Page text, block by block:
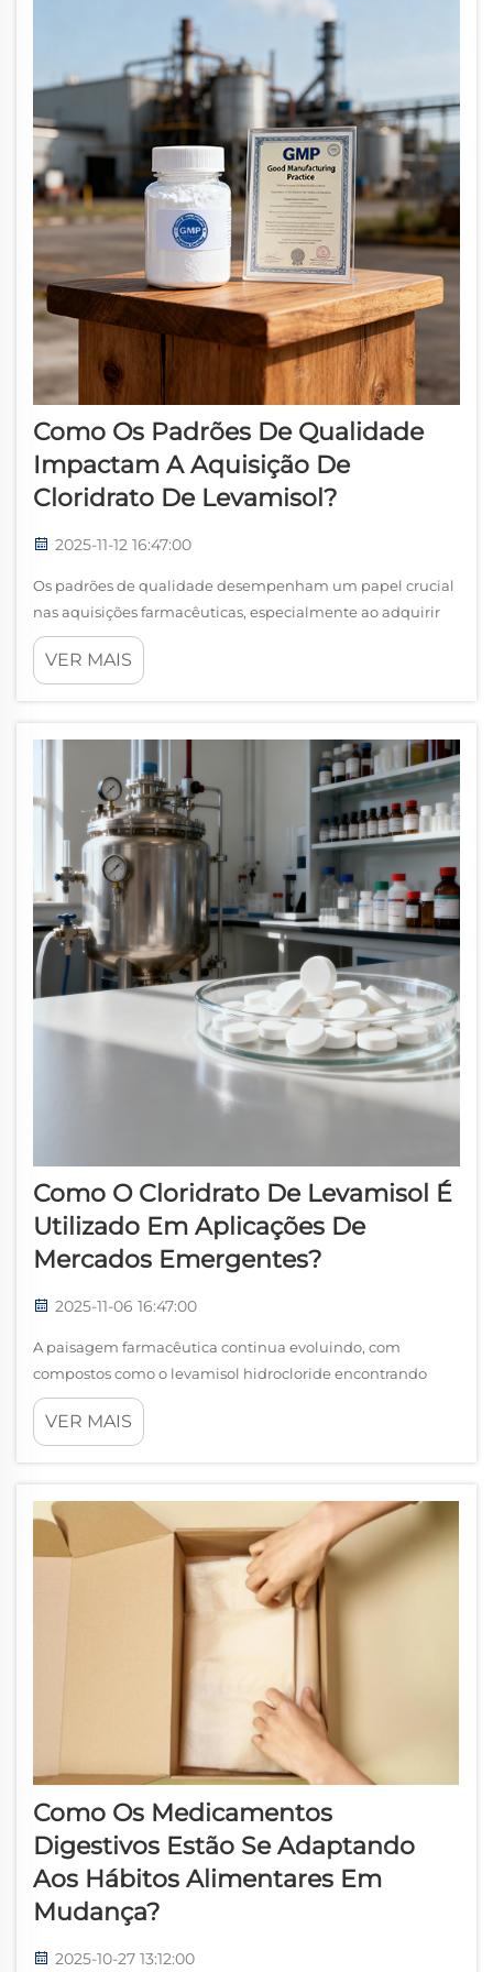
Como Os Padrões De Qualidade
Impactam A Aquisição De
Cloridrato De Levamisol?
2025-11-12 16:47:00
Os padrões de qualidade desempenham um papel crucial
nas aquisições farmacêuticas, especialmente ao adquirir
compostos críticos como o levamisol hidrocloride. Este
ingrediente farmacêutico veterinário exige rigorosa adesão
VER MAIS
Como O Cloridrato De Levamisol É
Utilizado Em Aplicações De
Mercados Emergentes?
2025-11-06 16:47:00
A paisagem farmacêutica continua evoluindo, com
compostos como o levamisol hidrocloride encontrando
diversas aplicações em mercados emergentes. Este
composto versátil tem recebido grande atenção nos
VER MAIS
Como Os Medicamentos
Digestivos Estão Se Adaptando
Aos Hábitos Alimentares Em
Mudança?
2025-10-27 13:12:00